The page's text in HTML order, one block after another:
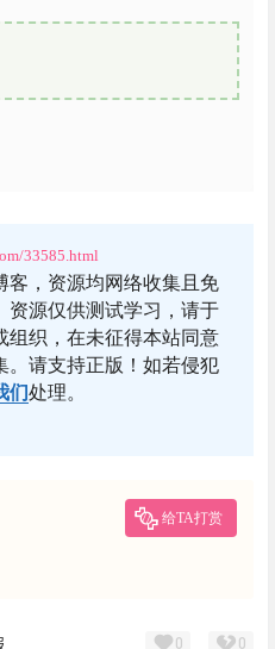
33585.html
客，资源均网络收集且免
资源仅供测试学习，请于
组织，在未征得本站同意
。请支持正版！如若侵犯
们处理。
给TA打赏
0 0